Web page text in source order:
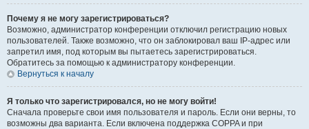
Почему я не могу зарегистрироваться?
Возможно, администратор конференции отключил регистрацию новых
пользователей. Также возможно, что он заблокировал ваш IP-адрес или
запретил имя, под которым вы пытаетесь зарегистрироваться.
Обратитесь за помощью к администратору конференции.
Вернуться к началу
Я только что зарегистрировался, но не могу войти!
Сначала проверьте свои имя пользователя и пароль. Если они верны, то
возможны два варианта. Если включена поддержка COPPA и при